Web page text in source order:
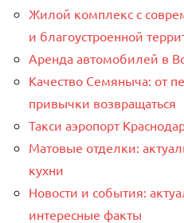
Жилой комплекс с
и благоустроенной
Аренда автомобилей в
Качество Семяныча: от
привычки возвращаться
Такси аэропорт
Матовые отделки:
кухни
Новости и события:
интересные факты